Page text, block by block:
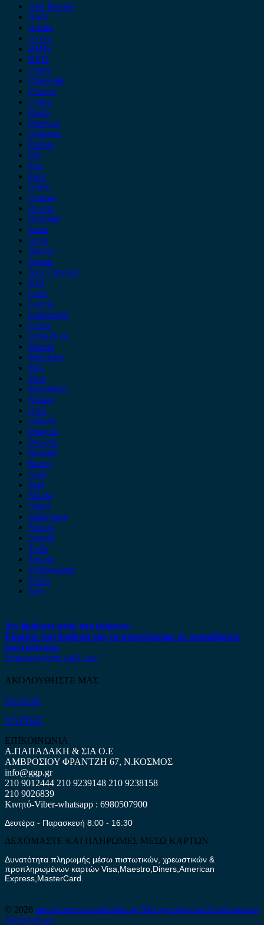
Alfa Romeo
Audi
Austin
Acura
BMW
BYD
Chery
Chevrolet
Citroen
Cupra
Dacia
Daewoo
Daihatsu
Dodge
DS
Fiat
Ford
Geely
Gonow
Honda
Hyundai
Isuzu
iveco
Jaecoo
Jaguar
Jeep Chrysler
KIA
Lada
Lancia
Leapmotor
Lexus
Lynk & co
Mazda
Mercedes
MG
Mini
Mitsubishi
Nissan
Opel
Omoda
Peugeot
Porsche
Renault
Rover
Saab
Seat
Skoda
Smart
ssangyong
Subaru
Suzuki
Tesla
Toyota
Volkswagen
Volvo
Xev
Δεν βρήκατε αυτό που ψάχνετε;
Είμαστε στη διάθεση σας να απαντήσουμε σε οποιαδήποτε
ερώτηση σας.
Επικοινωνήστε μαζί μας
ΑΚΟΛΟΥΘΗΣΤΕ ΜΑΣ
Facebook
ΧΑΡΤΗΣ
ΕΠΙΚΟΙΝΩΝΙΑ
Α.ΠΑΠΑΔΑΚΗ & ΣΙΑ Ο.Ε
ΑΜΒΡΟΣΙΟΥ ΦΡΑΝΤΖΗ 67, Ν.ΚΟΣΜΟΣ
info@ggp.gr
210 9012444 210 9239148 210 9238158
210 9026839
Κινητό-Viber-whatsapp : 6980507900
Δευτέρα - Παρασκευή 8:00 - 16:30
ΔΕΧΟΜΑΣΤΕ ΚΑΙ ΠΛΗΡΩΜΕΣ ΜΕΣΩ ΚΑΡΤΩΝ
Δυνατότητα πληρωμής μέσω πιστωτικών, χρεωστικών &
προπληρωμένων καρτών Visa,Maestro,Diners,American
Express,MasterCard.
© 2026 metaxirismenaantalaktika.grΜεταχειρισμένα Ανταλλακτικά
Αυτοκινήτων